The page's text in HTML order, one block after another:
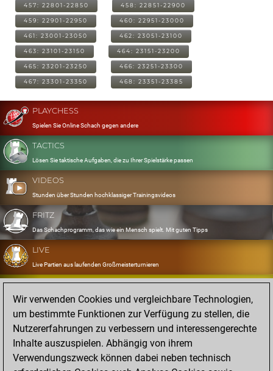
457: 22801-22850 458: 22851-22900
459: 22901-22950 460: 22951-23000
461: 23001-23050 462: 23051-23100
463: 23101-23150 464: 23151-23200
465: 23201-23250 466: 23251-23300
467: 23301-23350 468: 23351-23385
PLAYCHESS
Spielen Sie Online Schach gegen andere
TACTICS
Lösen Sie taktische Aufgaben, die zu Ihrer Spielstärke passen
VIDEOS
Stunden über Stunden hochklassiger Trainingsvideos
FRITZ
Das Schachprogramm, das wie ein Mensch spielt. Mit guten Tipps
LIVE
Live Partien aus laufenden Großmeisterturnieren
OPENINGS
Erfassen und Üben Sie Ihr Eröffnungsrepertoire
DATABASE
Acht Millionen starke Partien
MYGAMES
Speichern und analysieren Sie eigene Partien in der Cloud
Wir verwenden Cookies und vergleichbare Technologien,
um bestimmte Funktionen zur Verfügung zu stellen, die
Nutzererfahrungen zu verbessern und interessengerechte
Inhalte auszuspielen. Abhängig von ihrem
Verwendungszweck können dabei neben technisch